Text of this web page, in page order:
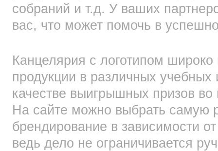
собраний и т.д. У ваших
вас, что может помочь в
Канцелярия с логотипом широко
продукции в различных учебных
качестве выигрышных призов
На сайте можно выбрать самую
брендирование в зависимости
ведь дело не ограничивается